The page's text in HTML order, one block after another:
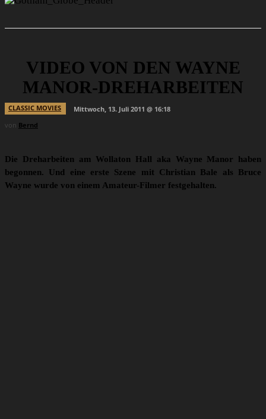
VIDEO VON DEN WAYNE
MANOR-DREHARBEITEN
CLASSIC MOVIES
Mittwoch, 13. Juli 2011 @ 16:18
von Bernd
Die Dreharbeiten am Wollaton Hall aka Wayne Manor haben
begonnen. Und eine erste Szene mit Christian Bale als Bruce
Wayne wurde von einem Amateur-Filmer festgehalten.